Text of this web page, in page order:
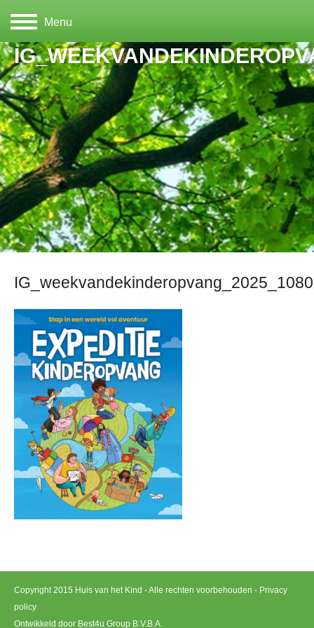
Menu
Copyright 2015 Huis van het Kind - Alle rechten voorbehouden - Privacy
policy
Ontwikkeld door Best4u Group B.V.B.A